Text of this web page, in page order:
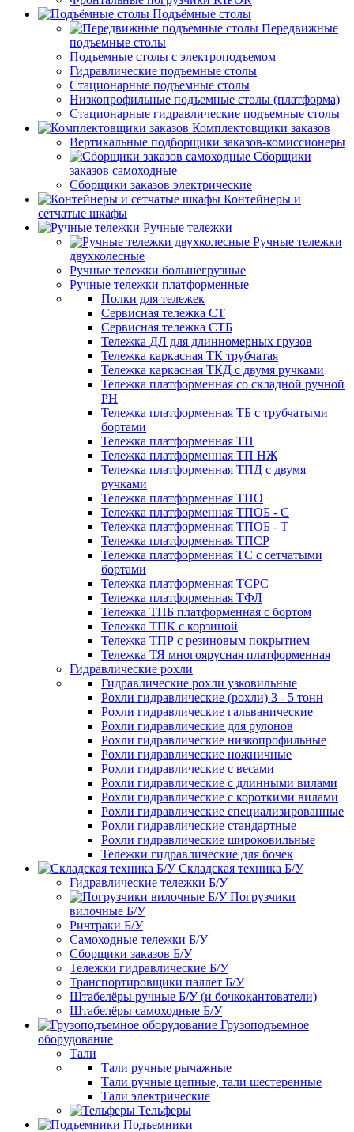
Подъёмные столы
Передвижные
подъемные столы
Подъемные столы с электроподъемом
Гидравлические подъемные столы
Стационарные подъемные столы
Низкопрофильные подъемные столы (платформа)
Стационарные гидравлические подъемные столы
Комплектовщики заказов
Вертикальные подборщики заказов-комиссионеры
Сборщики
заказов самоходные
Сборщики заказов электрические
Контейнеры и
сетчатые шкафы
Ручные тележки
Ручные тележки
двухколесные
Ручные тележки большегрузные
Ручные тележки платформенные
Полки для тележек
Сервисная тележка СТ
Сервисная тележка СТБ
Тележка ДЛ для длинномерных грузов
Тележка каркасная ТК трубчатая
Тележка каркасная ТКД с двумя ручками
Тележка платформенная со складной ручной
PH
Тележка платформенная ТБ с трубчатыми
бортами
Тележка платформенная ТП
Тележка платформенная ТП НЖ
Тележка платформенная ТПД с двумя
ручками
Тележка платформенная ТПО
Тележка платформенная ТПОБ - С
Тележка платформенная ТПОБ - Т
Тележка платформенная ТПСР
Тележка платформенная ТС с сетчатыми
бортами
Тележка платформенная ТСРС
Тележка платформенная ТФЛ
Тележка ТПБ платформенная с бортом
Тележка ТПК с корзиной
Тележка ТПР с резиновым покрытием
Тележка ТЯ многоярусная платформенная
Гидравлические рохли
Гидравлические рохли узковильные
Рохли гидравлические (рохли) 3 - 5 тонн
Рохли гидравлические гальванические
Рохли гидравлические для рулонов
Рохли гидравлические низкопрофильные
Рохли гидравлические ножничные
Рохли гидравлические с весами
Рохли гидравлические с длинными вилами
Рохли гидравлические с короткими вилами
Рохли гидравлические специализированные
Рохли гидравлические стандартные
Рохли гидравлические широковильные
Тележки гидравлические для бочек
Складская техника Б/У
Гидравлические тележки Б/У
Погрузчики
вилочные Б/У
Ричтраки Б/У
Самоходные тележки Б/У
Сборщики заказов Б/У
Тележки гидравлические Б/У
Транспортировщики паллет Б/У
Штабелёры ручные Б/У (и бочкокантователи)
Штабелёры самоходные Б/У
Грузоподъемное
оборудование
Тали
Тали ручные рычажные
Тали ручные цепные, тали шестеренные
Тали электрические
Тельферы
Подъемники